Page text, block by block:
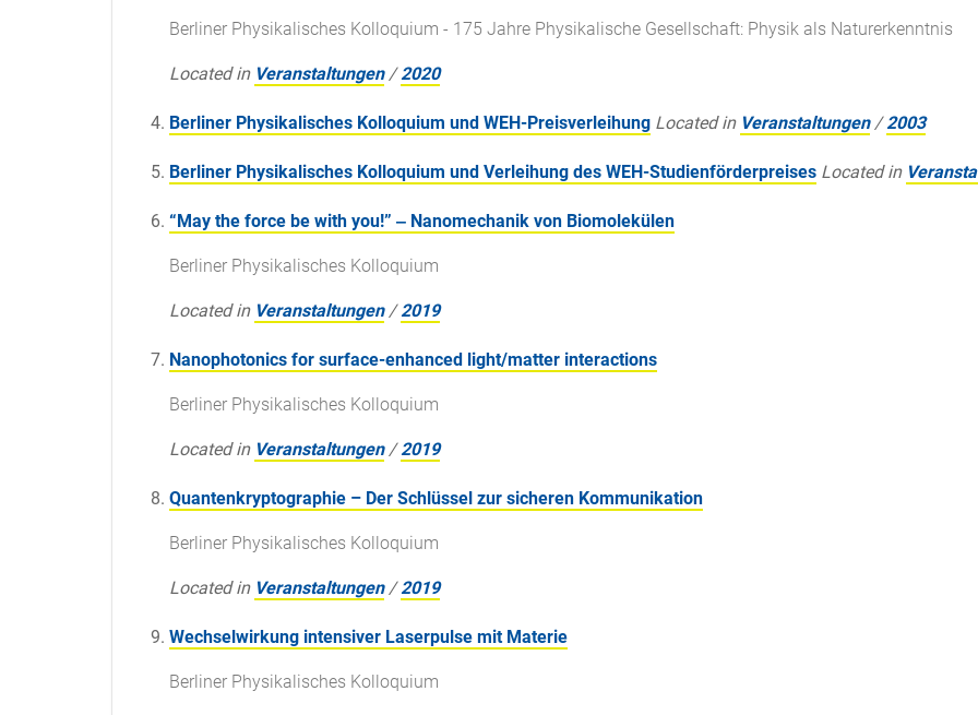
Berliner Physikalisches Kolloquium - 175 Jahre Physikalische Gesellschaft: Physik als Naturerkenntnis
Located in Veranstaltungen /2020
Berliner Physikalisches Kolloquium und WEH-Preisverleihung Located in Veranstaltungen /2003
Berliner Physikalisches Kolloquium und Verleihung des WEH-Studienförderpreises Located in
“May the force be with you!” ‒ Nanomechanik von Biomolekülen
Berliner Physikalisches Kolloquium
Located in Veranstaltungen /2019
Nanophotonics for surface-enhanced light/matter interactions
Berliner Physikalisches Kolloquium
Located in Veranstaltungen /2019
Quantenkryptographie – Der Schlüssel zur sicheren Kommunikation
Berliner Physikalisches Kolloquium
Located in Veranstaltungen /2019
Wechselwirkung intensiver Laserpulse mit Materie
Berliner Physikalisches Kolloquium